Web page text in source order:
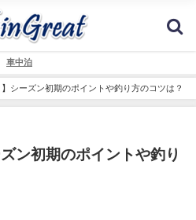
車中泊
】シーズン初期のポイントや釣り方のコツは？
ン初期のポイントや釣り